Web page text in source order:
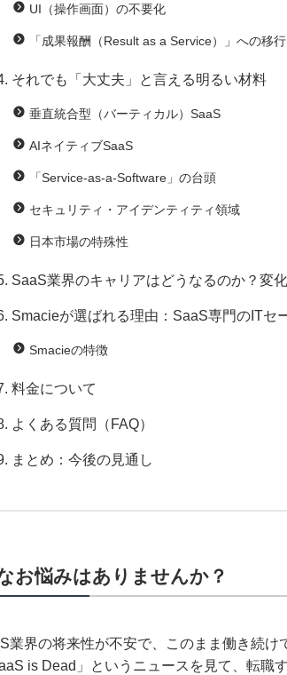
UI（操作画面）の不要化
「成果報酬（Result as a Service）」への移行
それでも「大丈夫」と言える明るい材料
垂直統合型（バーティカル）SaaS
AIネイティブSaaS
「Service-as-a-Software」の台頭
セキュリティ・アイデンティティ領域
日本市場の特殊性
SaaS業界のキャリアはどうなるのか？変
Smacieが選ばれる理由：SaaS専門のITセ
Smacieの特徴
料金について
よくある質問（FAQ）
まとめ：今後の見通し
お悩みはありませんか？
業界の将来性が不安で、このまま働き続け
is Dead」というニュースを見て、転職